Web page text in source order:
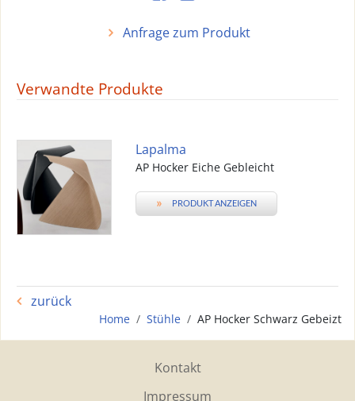
Anfrage zum Produkt
Verwandte Produkte
Lapalma
AP Hocker Eiche Gebleicht
» PRODUKT ANZEIGEN
zurück
Home Stühle AP Hocker Schwarz Gebeizt
Kontakt
Impressum